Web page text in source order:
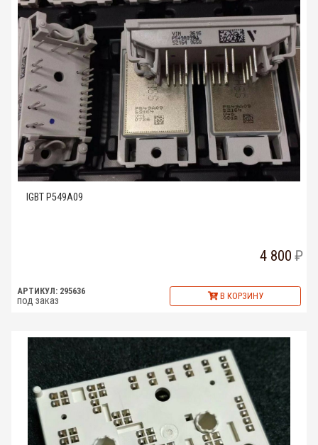
IGBT P549A09
4 800
АРТИКУЛ: 295636
под заказ В КОРЗИНУ